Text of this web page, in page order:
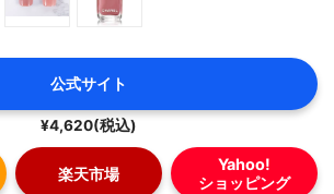
公式サイト
¥4,620(税込)
楽天市場
Yahoo!
ショッピング